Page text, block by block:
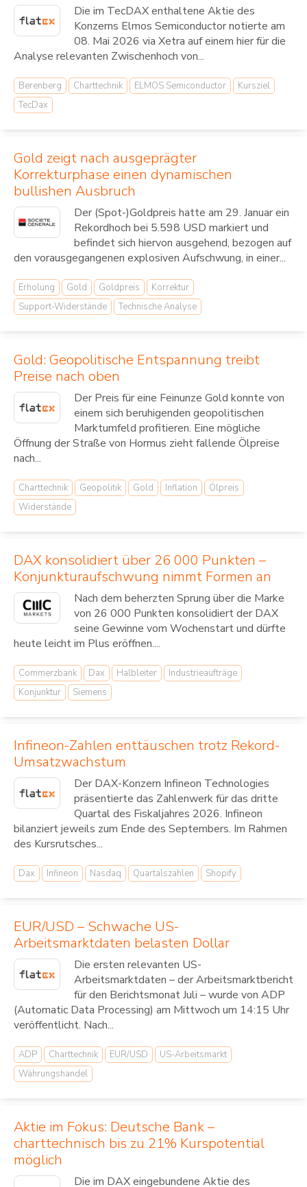
Die im TecDAX enthaltene Aktie des
Konzerns Elmos Semiconductor notierte am
08. Mai 2026 via Xetra auf einem hier für die
Analyse relevanten Zwischenhoch von...
Berenberg Charttechnik ELMOS Semiconductor
Kursziel
TecDax
Gold zeigt nach ausgeprägter
Korrekturphase einen dynamischen
bullishen Ausbruch
Der (Spot-)Goldpreis hatte am 29. Januar ein
Rekordhoch bei 5.598 USD markiert und
befindet sich hiervon ausgehend, bezogen auf
den vorausgegangenen explosiven Aufschwung, in einer...
Erholung Gold Goldpreis
Korrektur
Support-Widerstände
Technische Analyse
Gold: Geopolitische Entspannung treibt
Preise nach oben
Der Preis für eine Feinunze Gold konnte von
einem sich beruhigenden geopolitischen
Marktumfeld profitieren. Eine mögliche
Öffnung der Straße von Hormus zieht fallende Ölpreise
nach...
Charttechnik Geopolitik Gold Inflation
Ölpreis
Widerstände
DAX konsolidiert über 26 000 Punkten –
Konjunkturaufschwung nimmt Formen an
Nach dem beherzten Sprung über die Marke
von 26 000 Punkten konsolidiert der DAX
seine Gewinne vom Wochenstart und dürfte
heute leicht im Plus eröffnen....
Commerzbank Dax Halbleiter
Industrieaufträge
Konjunktur
Siemens
Infineon-Zahlen enttäuschen trotz Rekord-
Umsatzwachstum
Der DAX-Konzern Infineon Technologies
präsentierte das Zahlenwerk für das dritte
Quartal des Fiskaljahres 2026. Infineon
bilanziert jeweils zum Ende des Septembers. Im Rahmen
des Kursrutsches...
Dax Infineon Nasdaq Quartalszahlen Shopify
EUR/USD – Schwache US-
Arbeitsmarktdaten belasten Dollar
Die ersten relevanten US-
Arbeitsmarktdaten – der Arbeitsmarktbericht
für den Berichtsmonat Juli – wurde von ADP
(Automatic Data Processing) am Mittwoch um 14:15 Uhr
veröffentlicht. Nach...
ADP Charttechnik EUR/USD
US-Arbeitsmarkt
Währungshandel
Aktie im Fokus: Deutsche Bank –
charttechnisch bis zu 21% Kurspotential
möglich
Die im DAX eingebundene Aktie des